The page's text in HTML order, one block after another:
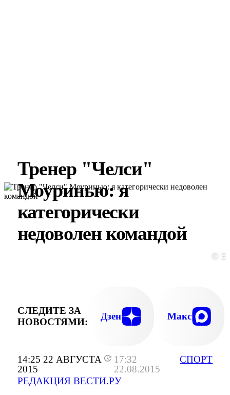
14:25 22 АВГУСТА
2015
17:32
22.08.2015
РЕДАКЦИЯ ВЕСТИ.РУ
СПОРТ
Тренер "Челси"
Моуринью: я
категорически
недоволен командой
©
СЛЕДИТЕ ЗА
НОВОСТЯМИ:
Дзен Макс